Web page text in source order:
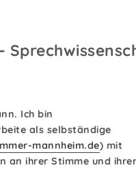
Ich bin
als selbständige
mannheim.de) mit
an ihrer Stimme und